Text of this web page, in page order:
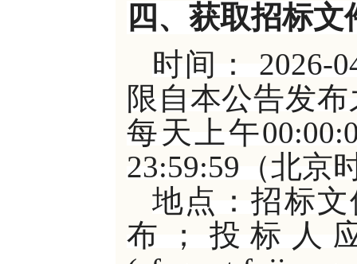
四、获取招标文
时间：
2026-
限自本公告发
每天上午
23:59:59（北京
地点：招标
布；投标人